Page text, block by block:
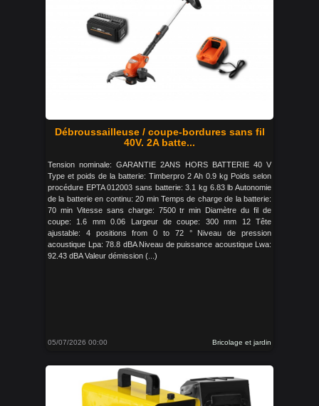
Débroussailleuse / coupe-bordures sans fil
40V. 2A batte...
Tension nominale: GARANTIE 2ANS HORS BATTERIE 40 V
Type et poids de la batterie: Timberpro 2 Ah 0.9 kg Poids selon
procédure EPTA 012003 sans batterie: 3.1 kg 6.83 lb Autonomie
de la batterie en continu: 20 min Temps de charge de la batterie:
70 min Vitesse sans charge: 7500 tr min Diamètre du fil de
coupe: 1.6 mm 0.06 Largeur de coupe: 300 mm 12 Tête
ajustable: 4 positions from 0 to 72 ° Niveau de pression
acoustique Lpa: 78.8 dBA Niveau de puissance acoustique Lwa:
92.43 dBA Valeur démission (...)
05/07/2026 00:00 Bricolage et jardin